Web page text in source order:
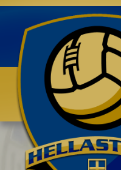
Benvenuti su